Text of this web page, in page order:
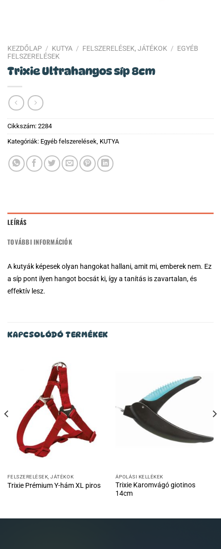
KEZDŐLAP / KUTYA / FELSZERELÉSEK, JÁTÉKOK / EGYÉB
FELSZERELÉSEK
Trixie Ultrahangos síp 8cm
Cikkszám: 2284
Kategóriák: Egyéb felszerelések, KUTYA
LEÍRÁS
TOVÁBBI INFORMÁCIÓK
A kutyák képesek olyan hangokat hallani, amit mi, emberek nem. Ez
a síp pont ilyen hangot bocsát ki, így a tanítás is zavartalan, és
effektív lesz.
KAPCSOLÓDÓ TERMÉKEK
FELSZERELÉSEK, JÁTÉKOK
Trixie Prémium Y-hám XL piros
ÁPOLÁSI KELLÉKEK
Trixie Karomvágó giotinos
14cm